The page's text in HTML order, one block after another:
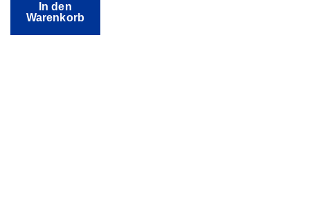
In den
Warenkorb